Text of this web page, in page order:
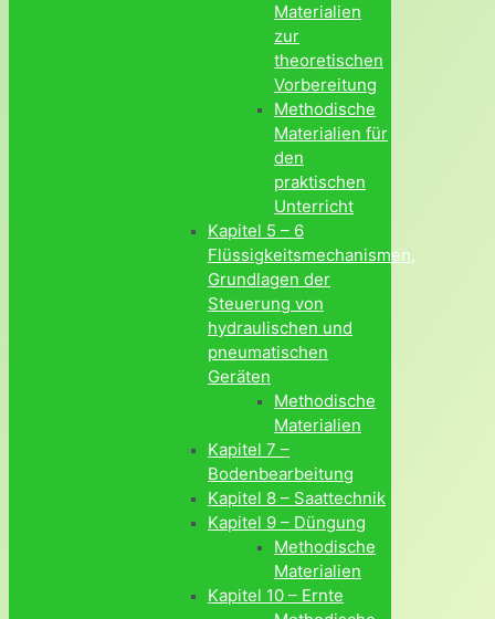
Materialien
zur
theoretischen
Vorbereitung
Methodische
Materialien für
den
praktischen
Unterricht
Kapitel 5 – 6
Flüssigkeitsmechanismen,
Grundlagen der
Steuerung von
hydraulischen und
pneumatischen
Geräten
Methodische
Materialien
Kapitel 7 –
Bodenbearbeitung
Kapitel 8 – Saattechnik
Kapitel 9 – Düngung
Methodische
Materialien
Kapitel 10 – Ernte